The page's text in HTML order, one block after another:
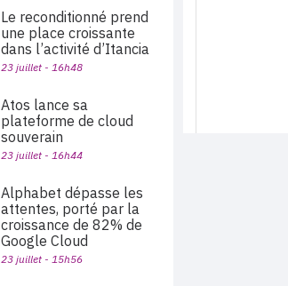
Le reconditionné prend
une place croissante
dans l’activité d’Itancia
23 juillet - 16h48
Atos lance sa
plateforme de cloud
souverain
23 juillet - 16h44
Alphabet dépasse les
attentes, porté par la
croissance de 82% de
Google Cloud
23 juillet - 15h56